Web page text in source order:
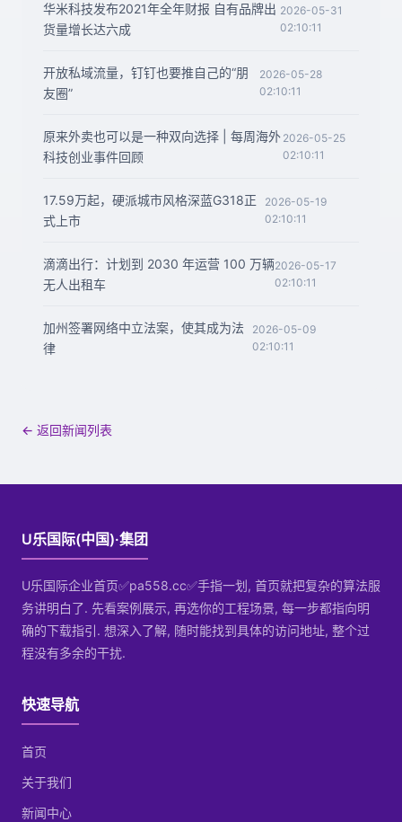
华米科技发布2021年全年财报 自有品牌出
货量增长达六成
2026-05-31
02:10:11
开放私域流量，钉钉也要推自己的“朋
友圈”
2026-05-28
02:10:11
原来外卖也可以是一种双向选择 | 每周海外
科技创业事件回顾
2026-05-25
02:10:11
17.59万起，硬派城市风格深蓝G318正
式上市
2026-05-19
02:10:11
滴滴出行：计划到 2030 年运营 100 万辆
无人出租车
2026-05-17
02:10:11
加州签署网络中立法案，使其成为法
律
2026-05-09
02:10:11
← 返回新闻列表
U乐国际(中国)·集团
U乐国际企业首页✅pa558.cc✅手指一划, 首页就把复杂的算法服
务讲明白了. 先看案例展示, 再选你的工程场景, 每一步都指向明
确的下载指引. 想深入了解, 随时能找到具体的访问地址, 整个过
程没有多余的干扰.
快速导航
首页
关于我们
新闻中心